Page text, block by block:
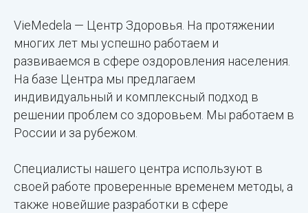
VieMedela — Центр Здоровья. На протяжении
многих лет мы успешно работаем и
развиваемся в сфере оздоровления населения.
На базе Центра мы предлагаем
индивидуальный и комплексный подход в
решении проблем со здоровьем. Мы работаем в
России и за рубежом.
Специалисты нашего центра используют в
своей работе проверенные временем методы, а
также новейшие разработки в сфере